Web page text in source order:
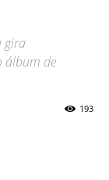
gira
álbum de
193